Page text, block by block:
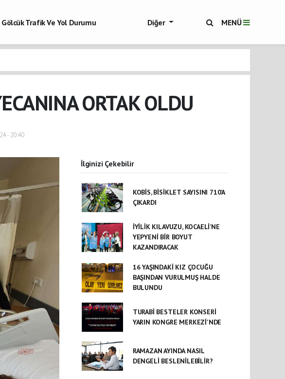
Gölcük Trafik Ve Yol Durumu
Diğer MENÜ
ORTAK OLDU
- 20:40
İlginizi Çekebilir
KOBİS, BİSİKLET SAYISINI 710’A
ÇIKARDI
İYİLİK KILAVUZU, KOCAELİ’NE
YEPYENİ BİR BOYUT
KAZANDIRACAK
16 YAŞINDAKİ KIZ ÇOCUĞU
BAŞINDAN VURULMUŞ HALDE
BULUNDU
TURABİ BESTELER KONSERİ
YARIN KONGRE MERKEZİ'NDE
RAMAZAN AYINDA NASIL
DENGELİ BESLENİLEBİLİR?